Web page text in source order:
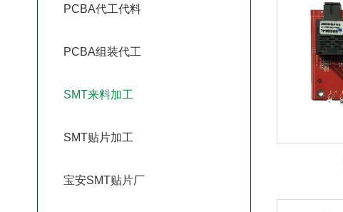
PCBA代工代料
PCBA组装代工
SMT来料加工
SMT贴片加工
宝安SMT贴片厂